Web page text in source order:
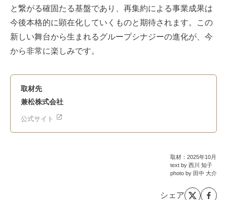
と繋がる確固たる基盤であり、再集約による事業成果は
今後本格的に顕在化していくものと期待されます。この
新しい舞台から生まれるグループシナジーの進化が、今
から非常に楽しみです。
取材先
兼松株式会社
公式サイト
取材：2025年10月
text by 西川 知子
photo by 田中 大介
シェア